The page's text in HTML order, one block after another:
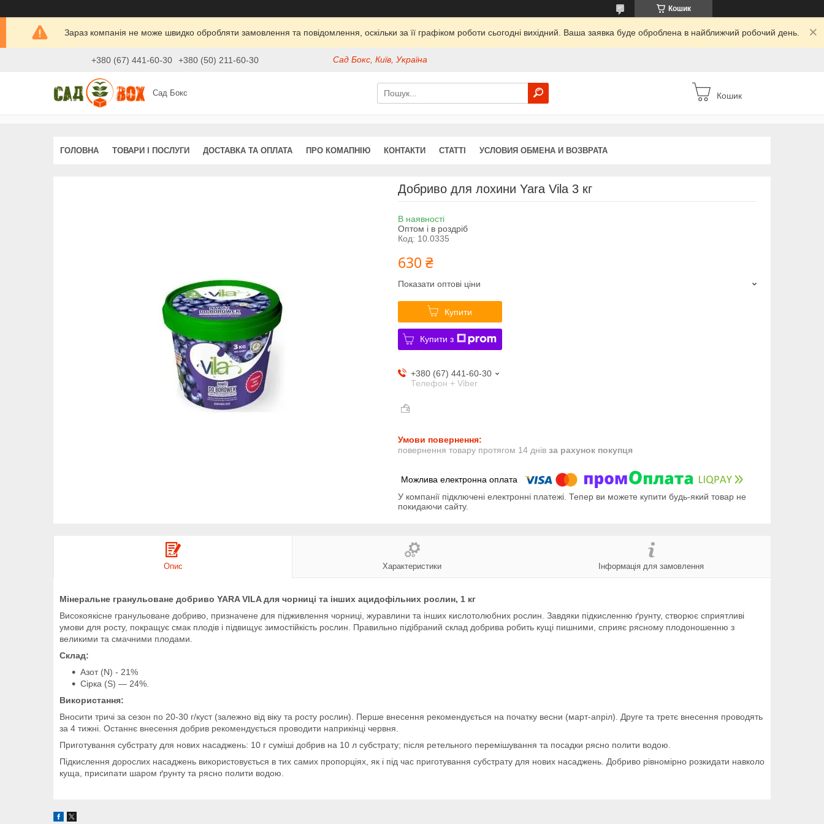
Кошик
Зараз компанія не може швидко обробляти замовлення та повідомлення, оскільки за її графіком роботи сьогодні вихідний. Ваша заявка буде оброблена в найближчий робочий день.
+380 (67) 441-60-30 +380 (50) 211-60-30 Сад Бокс, Київ, Україна
Сад Бокс Кошик
ГОЛОВНА ТОВАРИ І ПОСЛУГИ ДОСТАВКА ТА ОПЛАТА ПРО КОМАПНІЮ КОНТАКТИ СТАТТІ УСЛОВИЯ ОБМЕНА И ВОЗВРАТА
Добриво для лохини Yara Vila 3 кг
В наявності
Оптом і в роздріб
Код: 10.0335
630 ₴
Показати оптові ціни
Купити
Купити з
+380 (67) 441-60-30
Телефон + Viber
повернення товару протягом 14 днів за рахунок покупця
У компанії підключені електронні платежі. Тепер ви можете купити будь-який товар не
покидаючи сайту.
Опис Характеристики Інформація для замовлення
Мінеральне гранульоване добриво YARA VILA для чорниці та інших ацидофільних рослин, 1 кг
Високоякісне гранульоване добриво, призначене для підживлення чорниці, журавлини та інших кислотолюбних рослин. Завдяки підкисленню ґрунту, створює сприятливі
умови для росту, покращує смак плодів і підвищує зимостійкість рослин. Правильно підібраний склад добрива робить кущі пишними, сприяє рясному плодоношенню з
великими та смачними плодами.
Склад:
Азот (N) - 21%
Сірка (S) — 24%.
Використання:
Вносити тричі за сезон по 20-30 г/куст (залежно від віку та росту рослин). Перше внесення рекомендується на початку весни (март-апріл). Друге та третє внесення проводять
за 4 тижні. Останнє внесення добрив рекомендується проводити наприкінці червня.
Приготування субстрату для нових насаджень: 10 г суміші добрив на 10 л субстрату; після ретельного перемішування та посадки рясно полити водою.
Підкислення дорослих насаджень використовується в тих самих пропорціях, як і під час приготування субстрату для нових насаджень. Добриво рівномірно розкидати навколо
куща, присипати шаром ґрунту та рясно полити водою.